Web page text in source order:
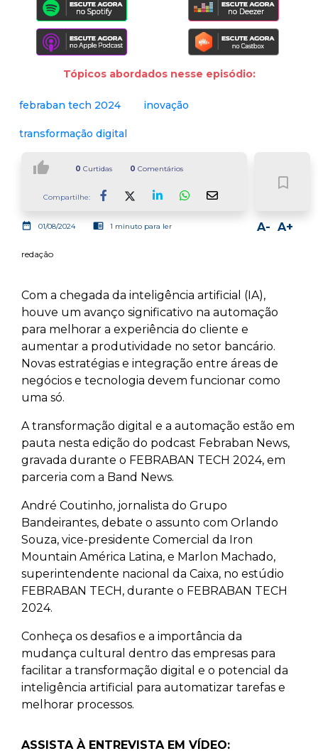
Tópicos abordados nesse episódio:
febraban tech 2024 inovação
transformação digital
thumb_up 0 Curtidas 0 Comentários
Compartilhe:
bookmark_border
date_range 01/08/2024 chrome_reader_mode 1 minuto para ler A+
A-
redação
Com a chegada da inteligência artificial (IA),
houve um avanço significativo na automação
para melhorar a experiência do cliente e
aumentar a produtividade no setor bancário.
Novas estratégias e integração entre áreas de
negócios e tecnologia devem funcionar como
uma só.
A transformação digital e a automação estão em
pauta nesta edição do podcast Febraban News,
gravada durante o FEBRABAN TECH 2024, em
parceria com a Band News.
André Coutinho, jornalista do Grupo
Bandeirantes, debate o assunto com Orlando
Souza, vice-presidente Comercial da Iron
Mountain América Latina, e Marlon Machado,
superintendente nacional da Caixa, no estúdio
FEBRABAN TECH, durante o FEBRABAN TECH
2024.
Conheça os desafios e a importância da
mudança cultural dentro das empresas para
facilitar a transformação digital e o potencial da
inteligência artificial para automatizar tarefas e
melhorar processos.
ASSISTA À ENTREVISTA EM VÍDEO: